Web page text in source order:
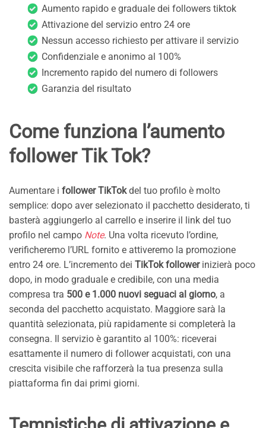
Aumento rapido e graduale dei followers tiktok
Attivazione del servizio entro 24 ore
Nessun accesso richiesto per attivare il servizio
Confidenziale e anonimo al 100%
Incremento rapido del numero di followers
Garanzia del risultato
Come funziona l’aumento
follower Tik Tok?
Aumentare i follower TikTokdel tuo profilo è molto
semplice: dopo aver selezionato il pacchetto desiderato, ti
basterà aggiungerlo al carrello e inserire il link del tuo
profilo nel campo Note. Una volta ricevuto l’ordine,
verificheremo l’URL fornito e attiveremo la promozione
entro 24 ore. L’incremento dei TikTok followerinizierà poco
dopo, in modo graduale e credibile, con una media
compresa tra 500 e 1.000 nuovi seguaci al giorno, a
seconda del pacchetto acquistato. Maggiore sarà la
quantità selezionata, più rapidamente si completerà la
consegna. Il servizio è garantito al 100%: riceverai
esattamente il numero di follower acquistati, con una
crescita visibile che rafforzerà la tua presenza sulla
piattaforma fin dai primi giorni.